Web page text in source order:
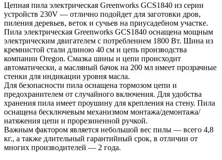
Цепная пила электрическая Greenworks GCS1840 из серии
устройств 230V — отлично подойдет для заготовки дров,
пиления деревьев, веток и сучьев на приусадебном участке.
Пила электрическая Greenworks GCS1840 оснащена мощным
электрическим двигателем с потреблением 1800 Вт. Шина из
кремнистой стали длиною 40 см и цепь производства
компании Oregon. Смазка шины и цепи происходит
автоматически, а масляный бачок на 200 мл имеет прозрачные
стенки для индикации уровня масла.
Для безопасности пила оснащена тормозом цепи и
предохранителем от случайного включения. Для удобства
хранения пила имеет проушину для крепления на стену. Пила
оснащена бесключевым механизмом монтажа/демонтажа/
натяжения цепи и прорезиненной ручкой.
Важным фактором является небольшой вес пилы — всего 4,8
кг., а также длительный гарантийный срок, в отличии от
многих производителей — 2 года.